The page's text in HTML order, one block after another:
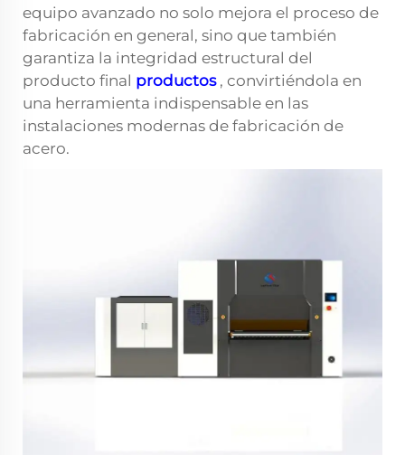
equipo avanzado no solo mejora el proceso de
fabricación en general, sino que también
garantiza la integridad estructural del
producto final productos , convirtiéndola en
una herramienta indispensable en las
instalaciones modernas de fabricación de
acero.